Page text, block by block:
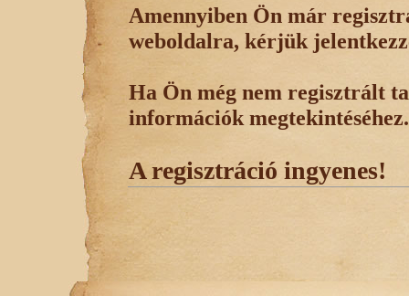
Amennyiben Ön már
weboldalra, kérjük
Ha Ön még nem regisztrált
információk megtekintéséhez.
A regisztráció ingyenes!